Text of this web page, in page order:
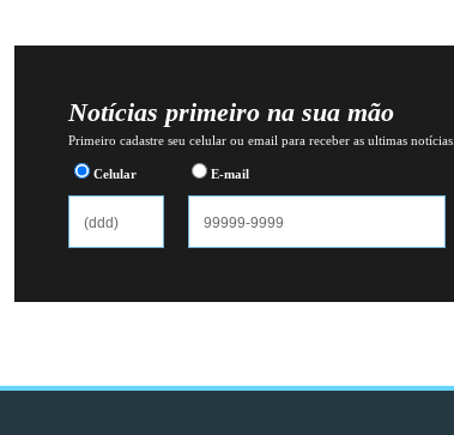
Notícias primeiro na sua mão
Primeiro cadastre seu celular ou email para receber as ultimas notícias.
Celular E-mail